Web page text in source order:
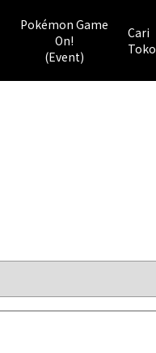
Pokémon Game
On!
(Event)
Cari
Toko